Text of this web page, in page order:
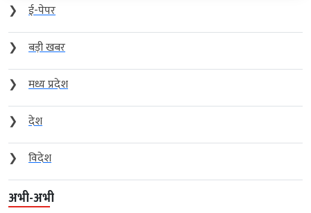
❯
ई-पेपर
❯
बड़ी खबर
❯
मध्य प्रदेश
❯
देश
❯
विदेश
अभी-अभी